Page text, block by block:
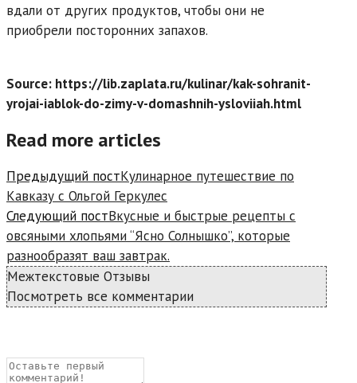
вдали от других продуктов, чтобы они не
приобрели посторонних запахов.
Source: https://lib.zaplata.ru/kulinar/kak-sohranit-
yrojai-iablok-do-zimy-v-domashnih-ysloviiah.html
Read more articles
Предыдущий постКулинарное путешествие по
Кавказу с Ольгой Геркулес
Следующий постВкусные и быстрые рецепты с
овсяными хлопьями “Ясно Солнышко”, которые
разнообразят ваш завтрак.
Межтекстовые Отзывы
Посмотреть все комментарии